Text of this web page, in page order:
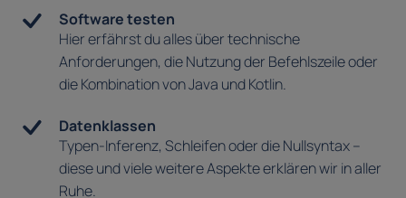
Software testen
Hier erfährst du alles über technische
Anforderungen, die Nutzung der Befehlszeile oder
die Kombination von Java und Kotlin.
Datenklassen
Typen-Inferenz, Schleifen oder die Nullsyntax –
diese und viele weitere Aspekte erklären wir in aller
Ruhe.